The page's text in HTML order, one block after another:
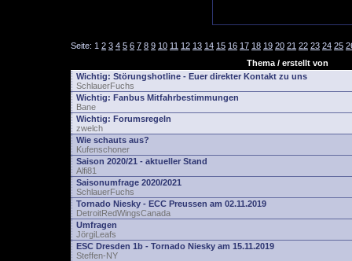
Seite: 1 2 3 4 5 6 7 8 9 10 11 12 13 14 15 16 17 18 19 20 21 22 23 24 25
Thema / erstellt von
Wichtig: Störungshotline - Euer direkter Kontakt zu uns
SchlauerFuchs
Wichtig: Fanbus Mitfahrbestimmungen
Bane
Wichtig: Forumsregeln
zwelch
Wie schauts aus?
Kufenschoner
Saison 2020/21 - aktueller Stand
Alfi81
Saisonumfrage 2020/2021
SchlauerFuchs
Tornado Niesky - ECC Preussen am 02.11.2019
DetroitRedWingsCanada
Umfragen
JörgiLeafs
ESC Dresden 1b - Tornado Niesky am 15.11.2019
Steffen-NY